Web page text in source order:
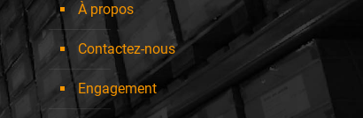
À propos
Contactez-nous
Engagement